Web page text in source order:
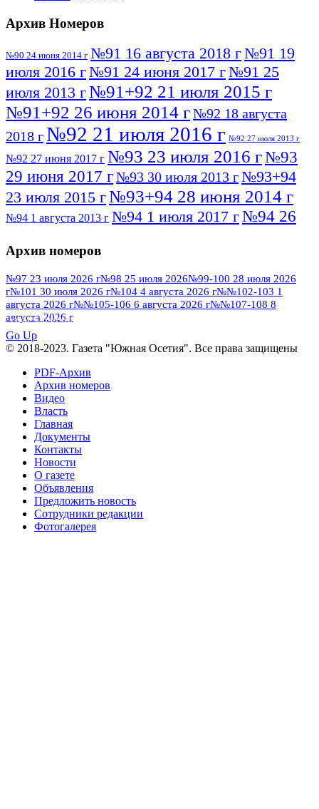
Архив Номеров
№90 24 июня 2014 г №91 16 августа 2018 г№91 19
июля 2016 г№91 24 июня 2017 г№91 25
июля 2013 г№91+92 21 июля 2015 г
№91+92 26 июня 2014 г№92 18 августа
2018 г№92 21 июля 2016 г №92 27 июля 2013 г
№92 27 июня 2017 г №93 23 июля 2016 г№93
29 июня 2017 г№93 30 июля 2013 г№93+94
23 июля 2015 г№93+94 28 июня 2014 г
№94 1 августа 2013 г №94 1 июля 2017 г№94 26
№95 7 августа 2012 г
№95 28 июля 2016 г №95+96 3 августа
2013 г№96 6 июля 2017 г№96 9 августа
2012 г №96 28 июля 2015 г
№96+97 30 июля 2016 г
№97 11 августа 2012 г
№97 30 июля 2015 г
№98 2 августа 2016 г
августа 2013 г
№98+99 11 июля 2017 г
августа 2016 г
августа 2012 г
Архив номеров
№97 23 июля 2026 г№98 25 июля 2026№99-100 28 июля 2026
г№101 30 июля 2026 г№104 4 августа 2026 г№№102-103 1
августа 2026 г№№105-106 6 августа 2026 г№№107-108 8
августа 2026 г
ПОСМОТРЕТЬ ВСЕ
Go Up
© 2018-2023. Газета "Южная Осетия". Все права защищены
PDF-Архив
Архив номеров
Видео
Власть
Главная
Документы
Контакты
Новости
О газете
Объявления
Предложить новость
Сотрудники редакции
Фотогалерея